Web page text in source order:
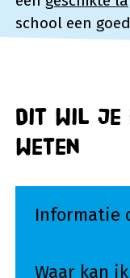
school een
Dit wil je
weten
Informatie
Waar kan